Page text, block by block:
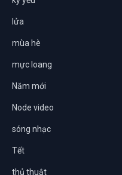
lửa
mùa hè
mực loang
Năm mới
Node video
sóng nhạc
Tết
thủ thuật